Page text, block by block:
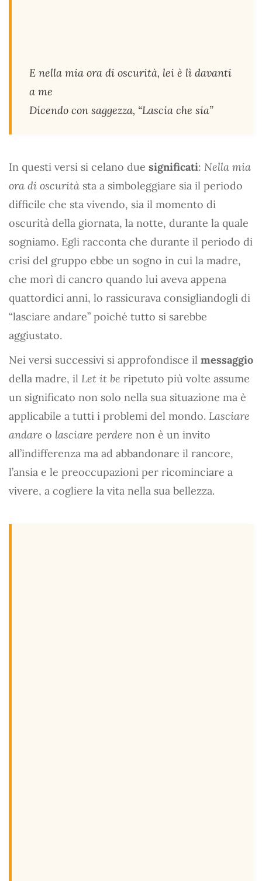
E nella mia ora di oscurità, lei è lì davanti
a me
Dicendo con saggezza, “Lascia che sia”
In questi versi si celano due significati: Nella mia
ora di oscurità sta a simboleggiare sia il periodo
difficile che sta vivendo, sia il momento di
oscurità della giornata, la notte, durante la quale
sogniamo. Egli racconta che durante il periodo di
crisi del gruppo ebbe un sogno in cui la madre,
che morì di cancro quando lui aveva appena
quattordici anni, lo rassicurava consigliandogli di
“lasciare andare” poiché tutto si sarebbe
aggiustato.
Nei versi successivi si approfondisce il messaggio
della madre, il Let it be ripetuto più volte assume
un significato non solo nella sua situazione ma è
applicabile a tutti i problemi del mondo. Lasciare
andare o lasciare perdere non è un invito
all’indifferenza ma ad abbandonare il rancore,
l’ansia e le preoccupazioni per ricominciare a
vivere, a cogliere la vita nella sua bellezza.